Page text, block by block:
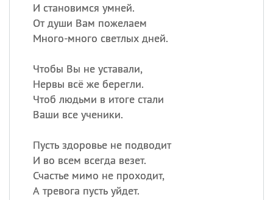
И становимся умней.
От души Вам пожелаем
Много-много светлых дней.
Чтобы Вы не уставали,
Нервы всё же берегли.
Чтоб людьми в итоге стали
Ваши все ученики.
Пусть здоровье не подводит
И во всем всегда везет.
Счастье мимо не проходит,
А тревога пусть уйдет.